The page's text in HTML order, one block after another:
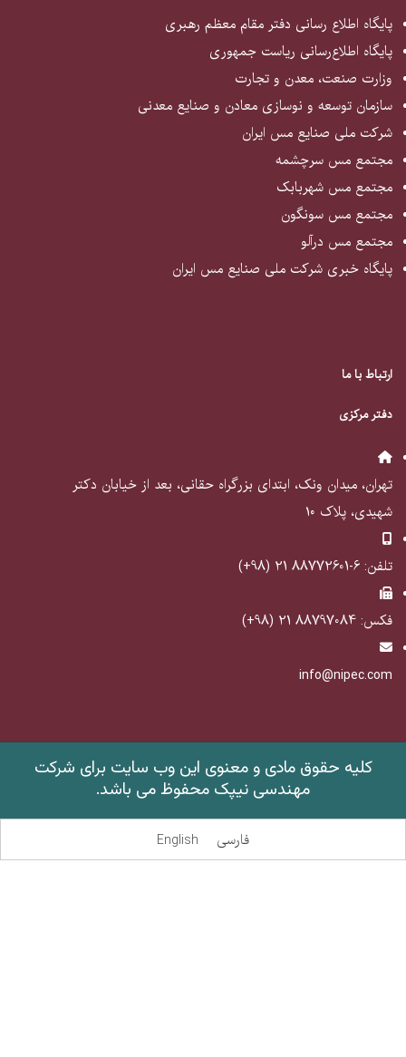
پایگاه اطلاع رسانی دفتر مقام معظم رهبری
پایگاه اطلاع‌رسانی ریاست جمهوری
وزارت صنعت، معدن و تجارت
سازمان توسعه و نوسازی معادن و صنایع معدنی
شرکت ملی صنایع مس ایران
مجتمع مس سرچشمه
مجتمع مس شهربابک
مجتمع مس سونگون
مجتمع مس درآلو
پایگاه خبری شرکت ملی صنایع مس ایران
ارتباط با ما
دفتر مرکزی
تهران، میدان ونک، ابتدای بزرگراه حقانی، بعد از خیابان دکتر
شهیدی، پلاک ۱۰
تلفن: 6-88772601 21 (98+)
فکس: 88797084 21 (98+)
info@nipec.com
کلیه حقوق مادی و معنوی این وب سایت برای شرکت
مهندسی نیپک محفوظ می باشد.
فارسی English